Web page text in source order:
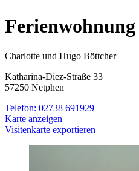
Charlotte und Hugo Böttcher
Katharina-Diez-Straße 33
57250 Netphen
Telefon: 02738 691929
Karte anzeigen
Visitenkarte exportieren